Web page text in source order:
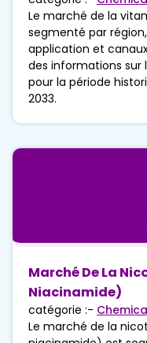
Le marché de la
segmenté par
application et
des informations
pour la période
2033.
Marché De La
Niacinamide)
catégorie :-
Le marché de la